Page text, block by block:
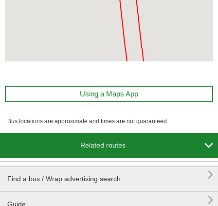
Using a Maps App
Bus locations are approximate and times are not guaranteed.
Related routes 
Find a bus / Wrap advertising search 
Guide 